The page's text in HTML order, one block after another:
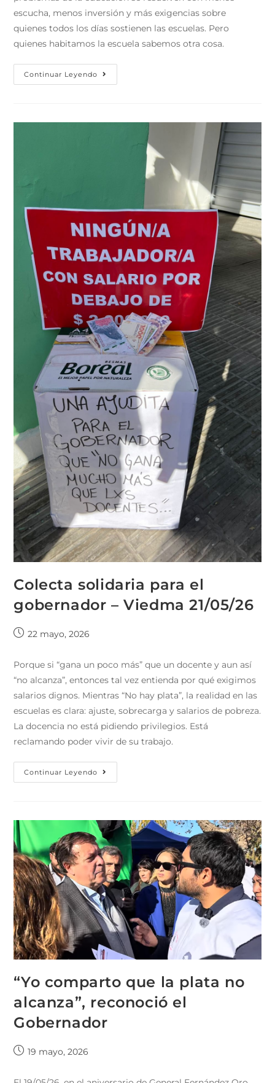
escucha, menos inversión y más exigencias sobre
quienes todos los días sostienen las escuelas. Pero
quienes habitamos la escuela sabemos otra cosa.
Continuar Leyendo
Colecta solidaria para el
gobernador – Viedma 21/05/26
22 mayo, 2026
Porque si “gana un poco más” que un docente y aun así
“no alcanza”, entonces tal vez entienda por qué exigimos
salarios dignos. Mientras “No hay plata”, la realidad en las
escuelas es clara: ajuste, sobrecarga y salarios de pobreza.
La docencia no está pidiendo privilegios. Está
reclamando poder vivir de su trabajo.
Continuar Leyendo
“Yo comparto que la plata no
alcanza”, reconoció el
Gobernador
19 mayo, 2026